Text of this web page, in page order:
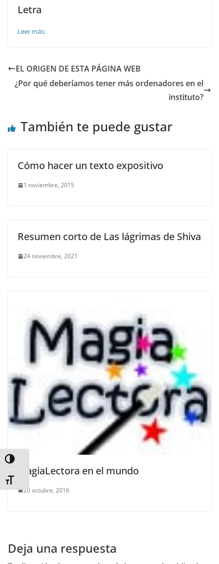
Alternar alto contraste
Alternar tamaño de letra
Letra
Leer más:
EL ORIGEN DE ESTA PÁGINA WEB
¿Por qué deberíamos tener más ordenadores en el
instituto?
También te puede gustar
Cómo hacer un texto expositivo
1 noviembre, 2015
Resumen corto de Las lágrimas de Shiva
24 noviembre, 2021
MagiaLectora en el mundo
20 octubre, 2016
Deja una respuesta